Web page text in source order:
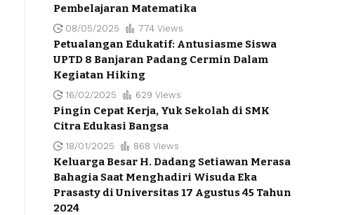
Pembelajaran Matematika
08/05/2025 774 Views
Petualangan Edukatif: Antusiasme Siswa
UPTD 8 Banjaran Padang Cermin Dalam
Kegiatan Hiking
16/02/2025 629 Views
Pingin Cepat Kerja, Yuk Sekolah di SMK
Citra Edukasi Bangsa
18/01/2025 868 Views
Keluarga Besar H. Dadang Setiawan Merasa
Bahagia Saat Menghadiri Wisuda Eka
Prasasty di Universitas 17 Agustus 45 Tahun
2024